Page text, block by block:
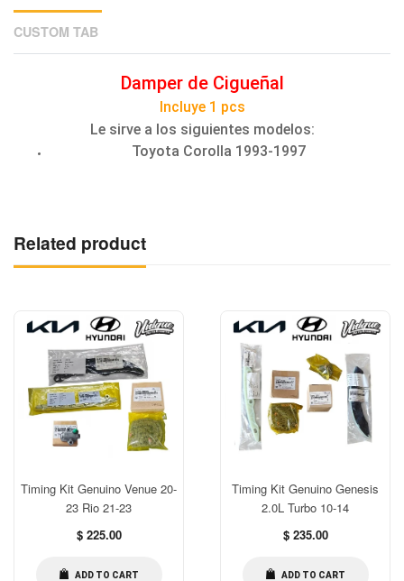
CUSTOM TAB
Damper de Cigueñal
Incluye 1 pcs
Le sirve a los siguientes modelos:
Toyota Corolla 1993-1997
Related product
Timing Kit Genuino Venue 20-
23 Rio 21-23
Regular
$ 225.00
ADD TO CART
Timing Kit Genuino Genesis
2.0L Turbo 10-14
Regular
$ 235.00
ADD TO CART